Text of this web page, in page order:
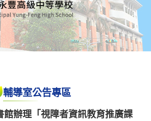
輔導室公告專區
館辦理「視障者資訊教育推廣課